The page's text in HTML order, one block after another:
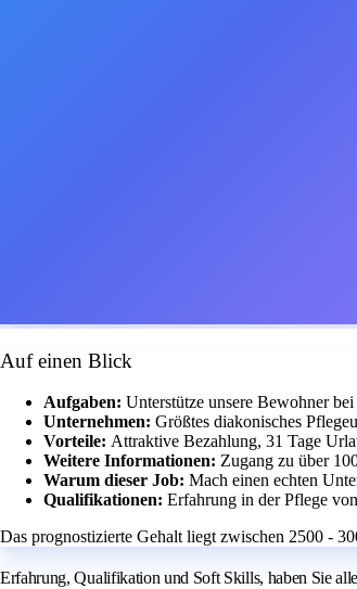
Auf einen Blick
Aufgaben: Unterstütze unsere Bewohner
Unternehmen: Größtes diakonisches
Vorteile: Attraktive Bezahlung, 31 Tage
Weitere Informationen: Zugang zu über
Warum dieser Job: Mach einen echten
Qualifikationen: Erfahrung in der Pflege
Das prognostizierte Gehalt liegt zwischen 2500 -
Erfahrung, Qualifikation und Soft Skills, haben Sie